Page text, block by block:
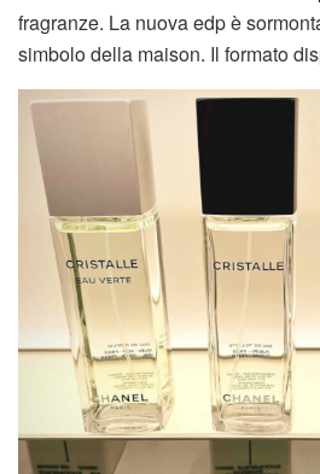
fragranze. La nuova edp è
simbolo della maison. Il formato